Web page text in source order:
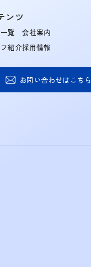
ンツ
覧
紹介
会社案内
採用情報
お問い合わせはこちら